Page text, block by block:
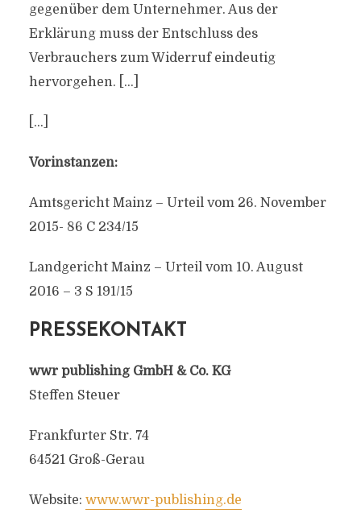
gegenüber dem Unternehmer. Aus der
Erklärung muss der Entschluss des
Verbrauchers zum Widerruf eindeutig
hervorgehen. […]
[…]
Vorinstanzen:
Amtsgericht Mainz – Urteil vom 26. November
2015- 86 C 234/15
Landgericht Mainz – Urteil vom 10. August
2016 – 3 S 191/15
PRESSEKONTAKT
wwr publishing GmbH & Co. KG
Steffen Steuer
Frankfurter Str. 74
64521 Groß-Gerau
Website: www.wwr-publishing.de